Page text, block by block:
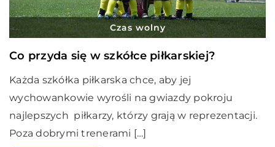
Czas wolny
Co przyda się w szkółce piłkarskiej?
Każda szkółka piłkarska chce, aby jej
wychowankowie wyrośli na gwiazdy pokroju
najlepszych piłkarzy, którzy grają w reprezentacji.
Poza dobrymi trenerami […]